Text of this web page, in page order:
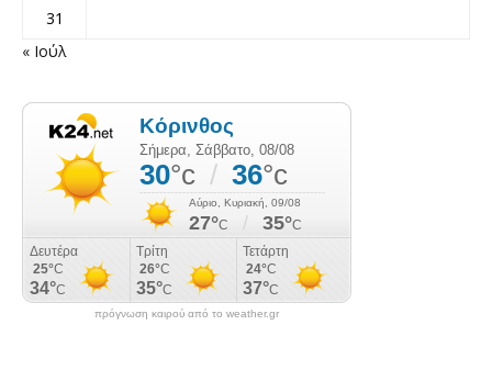
31
« Ιούλ
πρόγνωση καιρού από το weather.gr